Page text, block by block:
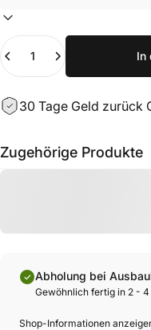
Anzahl
In
30 Tage Geld zurück
Zugehörige Produkte
Abholung bei
Gewöhnlich fertig in 2 - 4
Shop-Informationen